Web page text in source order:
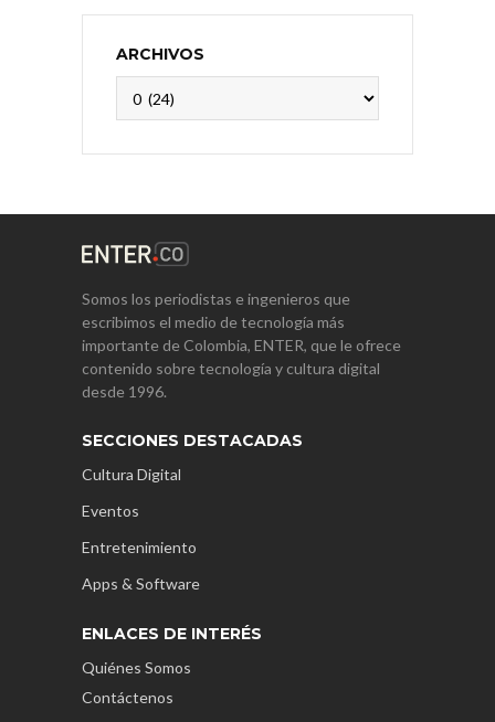
ARCHIVOS
Somos los periodistas e ingenieros que
escribimos el medio de tecnología más
importante de Colombia, ENTER, que le ofrece
contenido sobre tecnología y cultura digital
desde 1996.
SECCIONES DESTACADAS
Cultura Digital
Eventos
Entretenimiento
Apps & Software
ENLACES DE INTERÉS
Quiénes Somos
Contáctenos